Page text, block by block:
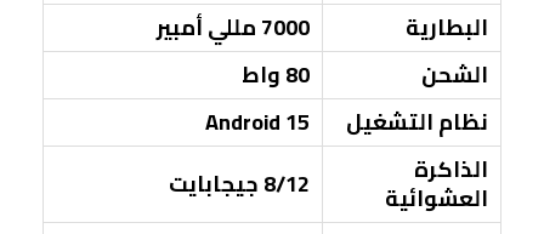
البطارية
7000 مللي أمبير
الشحن
80 واط
نظام التشغيل
Android 15
الذاكرة
العشوائية
8/12 جيجابايت